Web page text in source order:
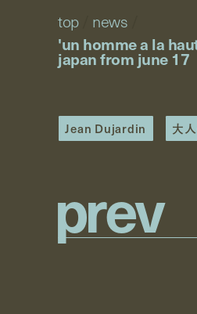
top/ news
'un homme a la
japan from june 17
Jean Dujardin 大
prev